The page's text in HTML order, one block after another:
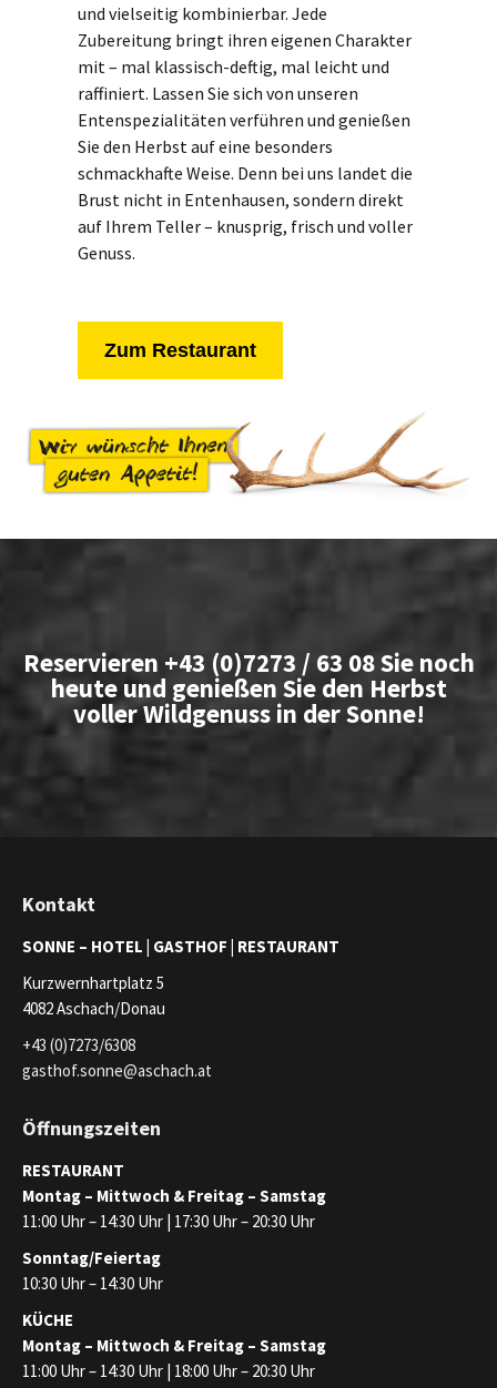
und vielseitig kombinierbar. Jede
Zubereitung bringt ihren eigenen Charakter
mit – mal klassisch-deftig, mal leicht und
raffiniert. Lassen Sie sich von unseren
Entenspezialitäten verführen und genießen
Sie den Herbst auf eine besonders
schmackhafte Weise. Denn bei uns landet die
Brust nicht in Entenhausen, sondern direkt
auf Ihrem Teller – knusprig, frisch und voller
Genuss.
Zum Restaurant
Reservieren +43 (0)7273 / 63 08Sie noch
heute und genießen Sie den Herbst
voller Wildgenuss in der Sonne!
Kontakt
SONNE – HOTEL | GASTHOF | RESTAURANT
Kurzwernhartplatz 5
4082 Aschach/Donau
+43 (0)7273/6308
gasthof.sonne@aschach.at
Öffnungszeiten
RESTAURANT
Montag – Mittwoch & Freitag – Samstag
11:00 Uhr – 14:30 Uhr | 17:30 Uhr – 20:30 Uhr
Sonntag/Feiertag
10:30 Uhr – 14:30 Uhr
KÜCHE
Montag – Mittwoch & Freitag – Samstag
11:00 Uhr – 14:30 Uhr | 18:00 Uhr – 20:30 Uhr